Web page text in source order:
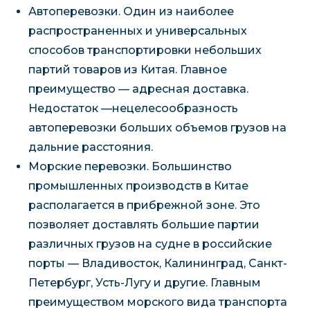
Автоперевозки. Один из наиболее
распространенных и универсальных
способов транспортировки небольших
партий товаров из Китая. Главное
преимущество — адресная доставка.
Недостаток —нецелесообразность
автоперевозки больших объемов грузов на
дальние расстояния.
Морские перевозки. Большинство
промышленных производств в Китае
располагается в прибрежной зоне. Это
позволяет доставлять большие партии
различных грузов на судне в российские
порты — Владивосток, Калининград, Санкт-
Петербург, Усть-Лугу и другие. Главным
преимуществом морского вида транспорта